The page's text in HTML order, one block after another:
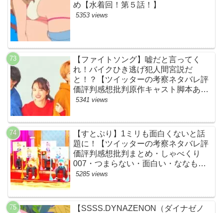
め【水着回！第５話！】
5353 views
【ファイトソング】嘘だと言ってく
れ！バイクひき逃げ犯人間宮説だ
と！？【ツイッターの考察ネタバレ評
価評判感想批判原作キャスト脚本あら
すじ伏線まとめ犯人黒幕・ドラマ・交
5341 views
【すとぷり】1ミリも面白くないと話
題に！【ツイッターの考察ネタバレ評
価評判感想批判まとめ・しゃべくり
007・つまらない・面白い・ななも
り。・ジェル・さとみ・ころん・るぅ
5285 views
【SSSS.DYNAZENON（ダイナゼノ